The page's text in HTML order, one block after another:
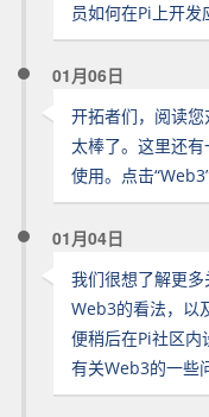
员如何在Pi上开发
01月06日
开拓者们，阅读
太棒了。这里还
使用。点击
01月04日
我们很想了解更
Web3的看法，以
便稍后在Pi社区内
有关Web3的一些